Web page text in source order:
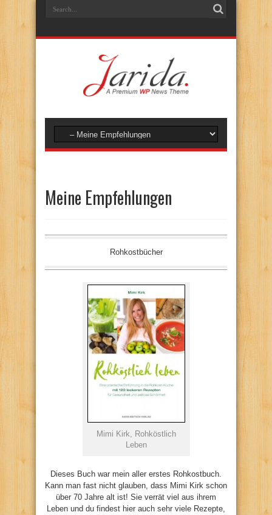
Meine Empfehlungen
Rohkostbücher
Mimi Kirk, Rohköstlich
Leben
Dieses Buch war mein aller erstes Rohkostbuch.
Kann man fast nicht glauben, dass Mimi Kirk schon
über 70 Jahre alt ist! Sie verrät viel aus ihrem
Leben und du findest hier auch sehr viele Rezepte,